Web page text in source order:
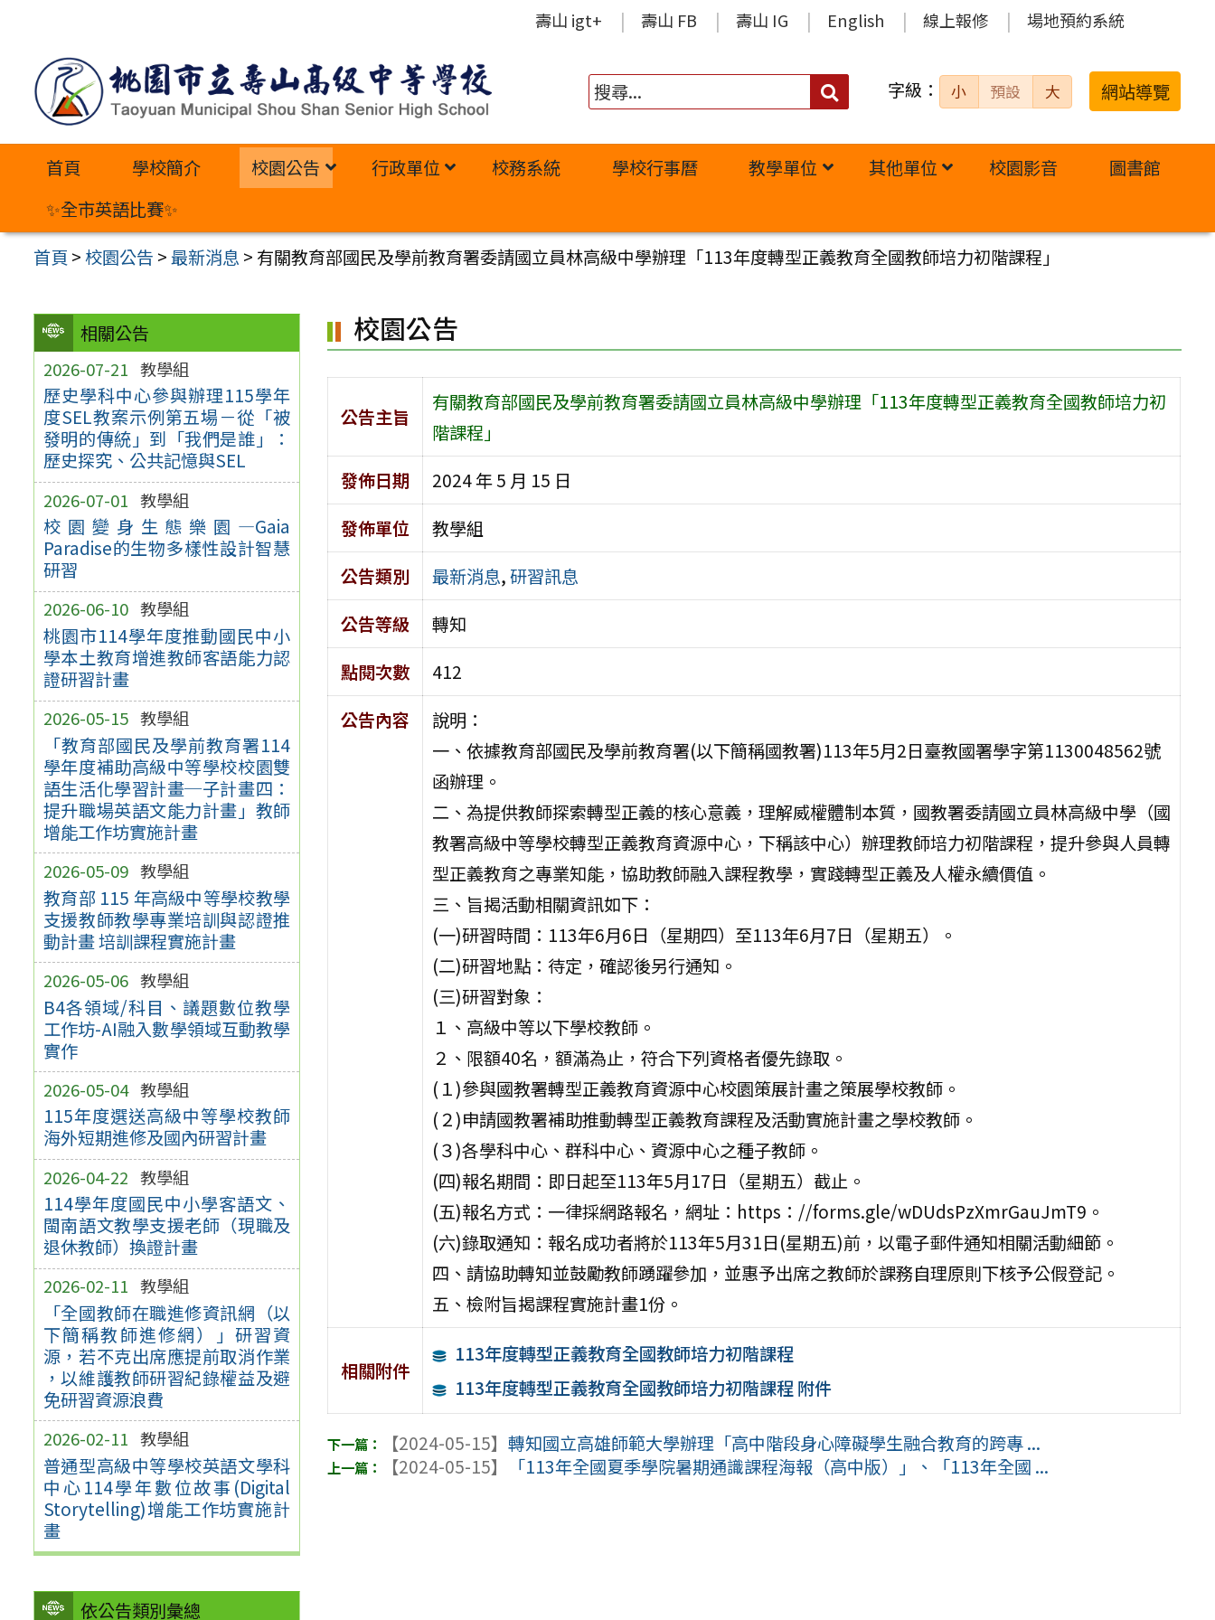
內
壽山 igt+ 壽山 FB 壽山 IG English 線上報修 場地預約系統
搜
字級： 小 預設 大 網站導覽
首頁 學校簡介 校園公告 行政單位 校務系統 學校行事曆 教學單位 其他單位 校園影音
圖書館
✨全市英語比賽✨
首頁 >校園公告 >最新消息 > 有關教育部國民及學前教育署委請國立員林高級中學辦理「113年度轉型正義教育全國教師培力初階課程」
相關公告
2026-07-21 教學組
歷史學科中心參與辦理115學年
度SEL教案示例第五場－從「被
發明的傳統」到「我們是誰」：
歷史探究、公共記憶與SEL
2026-07-01 教學組
校園變身生態樂園—Gaia
Paradise的生物多樣性設計智慧
研習
2026-06-10 教學組
桃園市114學年度推動國民中小
學本土教育增進教師客語能力認
證研習計畫
2026-05-15 教學組
「教育部國民及學前教育署114
學年度補助高級中等學校校園雙
語生活化學習計畫─子計畫四：
提升職場英語文能力計畫」教師
增能工作坊實施計畫
2026-05-09 教學組
教育部 115 年高級中等學校教學
支援教師教學專業培訓與認證推
動計畫 培訓課程實施計畫
2026-05-06 教學組
B4各領域/科目、議題數位教學
工作坊-AI融入數學領域互動教學
實作
2026-05-04 教學組
115年度選送高級中等學校教師
海外短期進修及國內研習計畫
2026-04-22 教學組
114學年度國民中小學客語文、
閩南語文教學支援老師（現職及
退休教師）換證計畫
2026-02-11 教學組
「全國教師在職進修資訊網（以
下簡稱教師進修網）」研習資
源，若不克出席應提前取消作業
，以維護教師研習紀錄權益及避
免研習資源浪費
2026-02-11 教學組
普通型高級中等學校英語文學科
中心114學年數位故事(Digital
Storytelling)增能工作坊實施計
畫
依公告類別彙總
校園公告
公告主旨
有關教育部國民及學前教育署委請國立員林高級中學辦理「113年度轉型正義教育全國教師培力初
階課程」
發佈日期
2024 年 5 月 15 日
發佈單位
教學組
公告類別
最新消息,研習訊息
公告等級
轉知
點閱次數
412
公告內容
說明：
一、依據教育部國民及學前教育署(以下簡稱國教署)113年5月2日臺教國署學字第1130048562號
函辦理。
二、為提供教師探索轉型正義的核心意義，理解威權體制本質，國教署委請國立員林高級中學（國
教署高級中等學校轉型正義教育資源中心，下稱該中心）辦理教師培力初階課程，提升參與人員轉
型正義教育之專業知能，協助教師融入課程教學，實踐轉型正義及人權永續價值。
三、旨揭活動相關資訊如下：
(一)研習時間：113年6月6日（星期四）至113年6月7日（星期五）。
(二)研習地點：待定，確認後另行通知。
(三)研習對象：
１、高級中等以下學校教師。
２、限額40名，額滿為止，符合下列資格者優先錄取。
(１)參與國教署轉型正義教育資源中心校園策展計畫之策展學校教師。
(２)申請國教署補助推動轉型正義教育課程及活動實施計畫之學校教師。
(３)各學科中心、群科中心、資源中心之種子教師。
(四)報名期間：即日起至113年5月17日（星期五）截止。
(五)報名方式：一律採網路報名，網址：https：//forms.gle/wDUdsPzXmrGauJmT9。
(六)錄取通知：報名成功者將於113年5月31日(星期五)前，以電子郵件通知相關活動細節。
四、請協助轉知並鼓勵教師踴躍參加，並惠予出席之教師於課務自理原則下核予公假登記。
五、檢附旨揭課程實施計畫1份。
相關附件
113年度轉型正義教育全國教師培力初階課程
113年度轉型正義教育全國教師培力初階課程 附件
【2024-05-15】轉知國立高雄師範大學辦理「高中階段身心障礙學生融合教育的跨專 ...
【2024-05-15】
「113年全國夏季學院暑期通識課程海報（高中版）」、「113年全國 ...